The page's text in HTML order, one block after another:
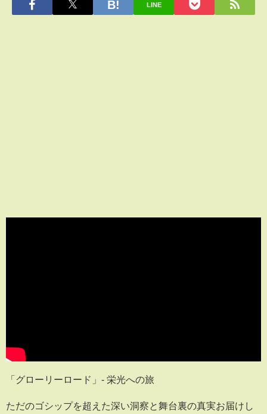
LINE
「グローリーロード」- 栄光への旅
ただのゴシップを超えた深い洞察と舞台裏の真実お届けし